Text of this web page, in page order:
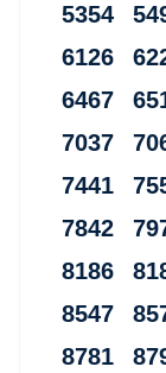
5354
6126
6467
7037
7441
7842
8186
8547
8781